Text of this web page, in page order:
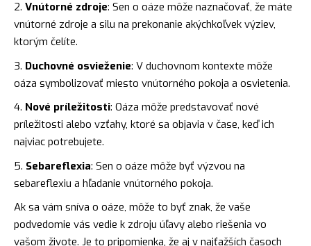
Vnútorné zdroje: Sen o oáze môže naznačovať, že máte
vnútorné zdroje a silu na prekonanie akýchkoľvek výziev,
ktorým čelíte.
Duchovné osvieženie: V duchovnom kontexte môže
oáza symbolizovať miesto vnútorného pokoja a osvietenia.
Nové príležitosti: Oáza môže predstavovať nové
príležitosti alebo vzťahy, ktoré sa objavia v čase, keď ich
najviac potrebujete.
Sebareflexia: Sen o oáze môže byť výzvou na
sebareflexiu a hľadanie vnútorného pokoja.
Ak sa vám sníva o oáze, môže to byť znak, že vaše
podvedomie vás vedie k zdroju úľavy alebo riešenia vo
vašom živote. Je to pripomienka, že aj v najťažších časoch